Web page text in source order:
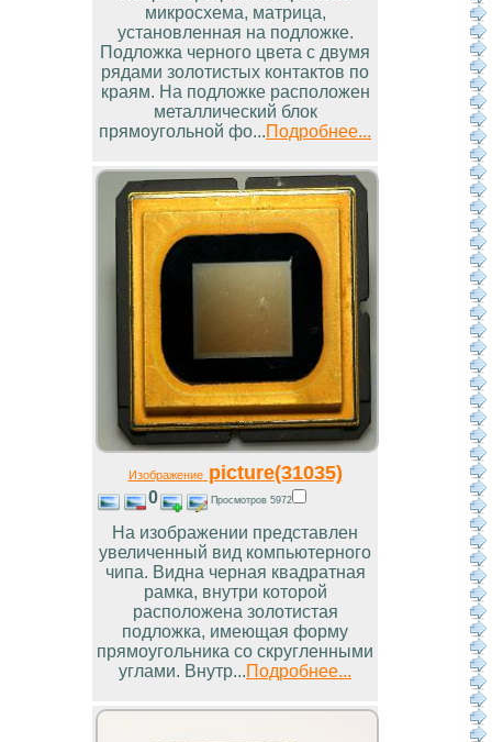
микросхема, матрица,
установленная на подложке.
Подложка черного цвета с двумя
рядами золотистых контактов по
краям. На подложке расположен
металлический блок
прямоугольной фо...Подробнее...
Изображениеpicture(31035)
0 Просмотров 5972
На изображении представлен
увеличенный вид компьютерного
чипа. Видна черная квадратная
рамка, внутри которой
расположена золотистая
подложка, имеющая форму
прямоугольника со скругленными
углами. Внутр...Подробнее...